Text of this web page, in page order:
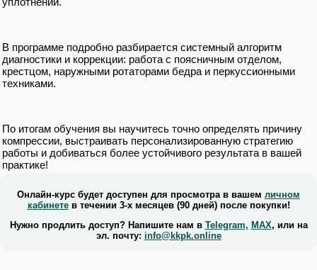
В программе подробно разбирается системный алгоритм
диагностики и коррекции: работа с поясничным отделом,
крестцом, наружными ротаторами бедра и перкуссионными
техниками.
По итогам обучения вы научитесь точно определять причину
компрессии, выстраивать персонализированную стратегию
работы и добиваться более устойчивого результата в вашей
практике!
Онлайн-курс будет доступен для просмотра в вашем личном
кабинетев течении 3-х месяцев (90 дней) после покупки!
Нужно продлить доступ? Напишите нам в Telegram, MAX, или на
эл. почту: info@kkpk.online